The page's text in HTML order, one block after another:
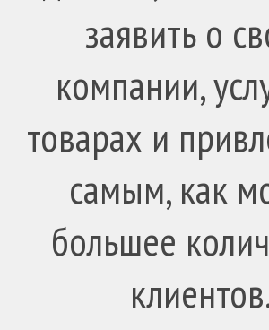
заявить о
компании,
товарах и
самым, как
большее